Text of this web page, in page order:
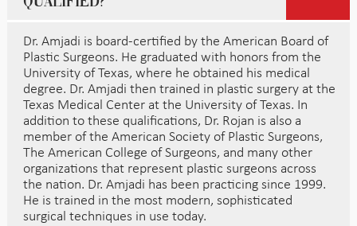
Dr. Amjadi is board-certified by the American Board of
Plastic Surgeons. He graduated with honors from the
University of Texas, where he obtained his medical
degree. Dr. Amjadi then trained in plastic surgery at the
Texas Medical Center at the University of Texas. In
addition to these qualifications, Dr. Rojan is also a
member of the American Society of Plastic Surgeons,
The American College of Surgeons, and many other
organizations that represent plastic surgeons across
the nation. Dr. Amjadi has been practicing since 1999.
He is trained in the most modern, sophisticated
surgical techniques in use today.